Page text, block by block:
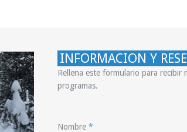
INFORMACION Y
Rellena este formulario para recibir
programas.
Nombre *